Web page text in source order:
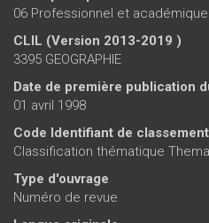
06 Professionnel et académique
CLIL (Version 2013-2019 )
3395 GEOGRAPHIE
Date de première publication
01 avril 1998
Code Identifiant de
Classification thématique
Type d'ouvrage
Numéro de revue